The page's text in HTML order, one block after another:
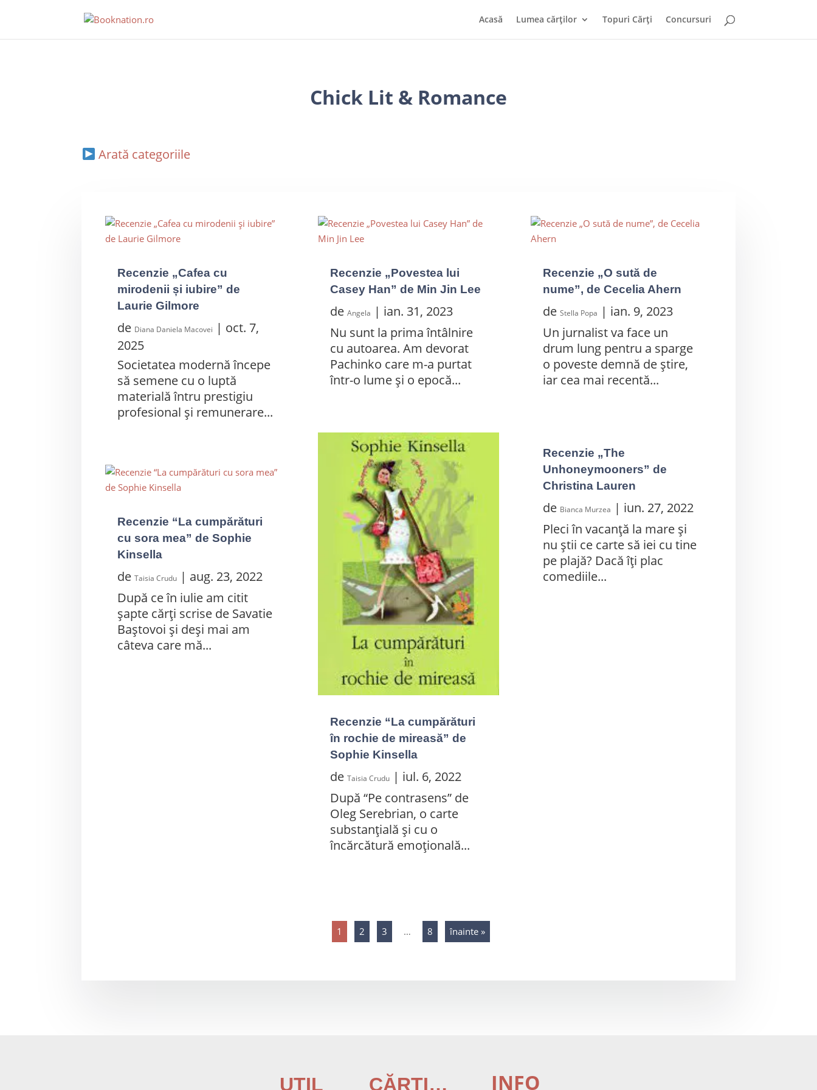
Acasă Lumea cărților Topuri Cărți Concursuri
Chick Lit & Romance
Arată categoriile
Recenzie „Cafea cu
mirodenii și iubire” de
Laurie Gilmore
de Diana Daniela Macovei | oct. 7,
2025
Societatea modernă începe
să semene cu o luptă
materială întru prestigiu
profesional și remunerare...
Recenzie “La cumpărături
cu sora mea” de Sophie
Kinsella
deTaisia Crudu | aug. 23, 2022
După ce în iulie am citit
șapte cărți scrise de Savatie
Baștovoi și deși mai am
câteva care mă...
Recenzie „Povestea lui
Casey Han” de Min Jin Lee
deAngela | ian. 31, 2023
Nu sunt la prima întâlnire
cu autoarea. Am devorat
Pachinko care m-a purtat
într-o lume și o epocă...
Recenzie “La cumpărături
în rochie de mireasă” de
Sophie Kinsella
deTaisia Crudu | iul. 6, 2022
După “Pe contrasens” de
Oleg Serebrian, o carte
substanțială și cu o
încărcătură emoțională...
Recenzie „O sută de
nume”, de Cecelia Ahern
deStella Popa | ian. 9, 2023
Un jurnalist va face un
drum lung pentru a sparge
o poveste demnă de știre,
iar cea mai recentă...
Recenzie „The
Unhoneymooners” de
Christina Lauren
de Bianca Murzea | iun. 27, 2022
Pleci în vacanță la mare și
nu știi ce carte să iei cu tine
pe plajă? Dacă îți plac
comediile...
1 2 3 … 8 înainte »
UTIL CĂRȚI… INFO